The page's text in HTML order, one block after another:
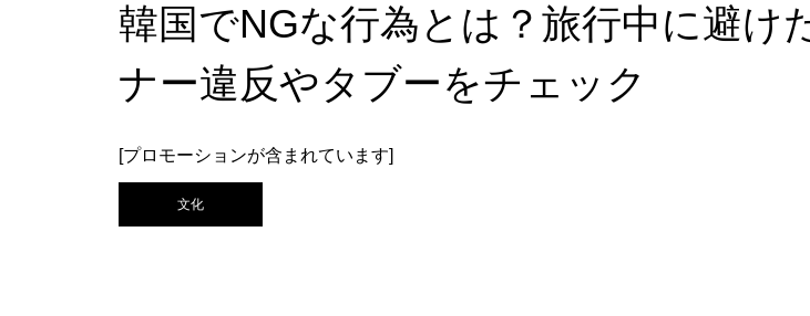
韓国でNGな行為とは？旅行中に避け
ナー違反やタブーをチェック
[プロモーションが含まれています]
文化